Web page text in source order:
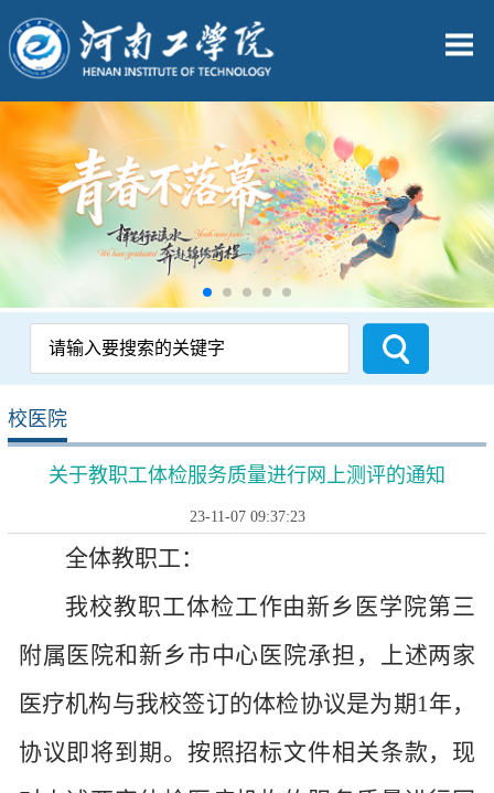
校医院
关于教职工体检服务质量进行网上测评的通知
23-11-07 09:37:23
全体教职工：
我校教职工体检工作由新乡医学院第三
附属医院和新乡市中心医院承担，上述两家
医疗机构与我校签订的体检协议是为期1年，
协议即将到期。按照招标文件相关条款，现